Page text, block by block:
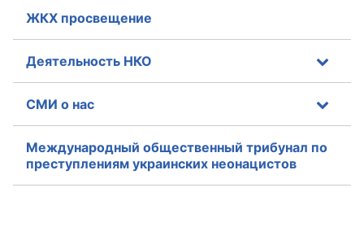
ЖКХ просвещение
Деятельность НКО
СМИ о нас
Международный общественный трибунал по
преступлениям украинских неонацистов